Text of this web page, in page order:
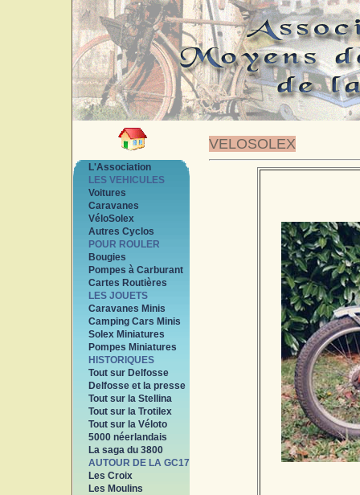
VELOSOLEX
L'Association
LES VEHICULES
Voitures
Caravanes
VéloSolex
Autres Cyclos
POUR ROULER
Bougies
Pompes à Carburant
Cartes Routières
LES JOUETS
Caravanes Minis
Camping Cars Minis
Solex Miniatures
Pompes Miniatures
HISTORIQUES
Tout sur Delfosse
Delfosse et la presse
Tout sur la Stellina
Tout sur la Trotilex
Tout sur la Véloto
5000 néerlandais
La saga du 3800
AUTOUR DE LA GC17
Les Croix
Les Moulins